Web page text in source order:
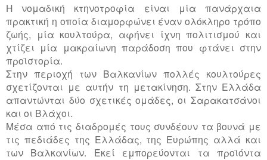
Η νομαδική κτηνοτροφία είναι μία πανάρχαια
πρακτική η οποία διαμορφώνει έναν ολόκληρο τρόπο
ζωής, μία κουλτούρα, αφήνει ίχνη πολιτισμού και
χτίζει μία μακραίωνη παράδοση που φτάνει στην
προϊστορία.
Στην περιοχή των Βαλκανίων πολλές κουλτούρες
σχετίζονται με αυτήν τη μετακίνηση. Στην Ελλάδα
απαντώνται δύο σχετικές ομάδες, οι Σαρακατσάνοι
και οι Βλάχοι.
Μέσα από τις διαδρομές τους συνδέουν τα βουνά με
τις πεδιάδες της Ελλάδας, της Ευρώπης αλλά και
των Βαλκανίων. Εκεί εμπορεύονται τα προϊόντα